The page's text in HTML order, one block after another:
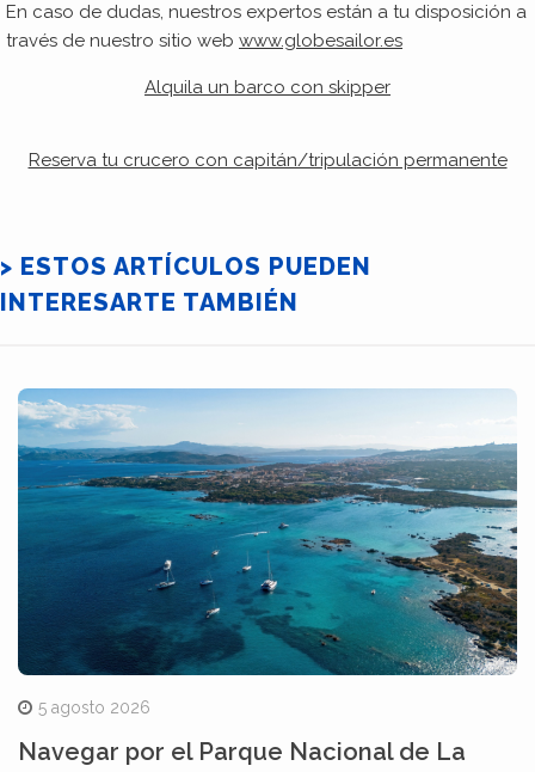
En caso de dudas, nuestros expertos están a tu disposición a
través de nuestro sitio web www.globesailor.es
Alquila un barco con skipper
Reserva tu crucero con capitán/tripulación permanente
> ESTOS ARTÍCULOS PUEDEN
INTERESARTE TAMBIÉN
5 agosto 2026
Navegar por el Parque Nacional de La